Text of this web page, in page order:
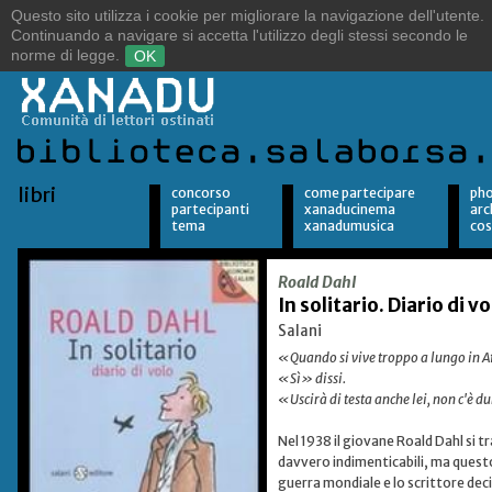
Sulle orme del vento.
Alla ricerca della libertà.
libri
concorso
partecipanti
tema
come partecipare
xanaducinema
xanadumusica
Roald Dahl
In solitario. Diario di
Salani
«Quando si vive troppo a lungo in
«Sì» dissi.
«Uscirà di testa anche lei, non c'è
Nel 1938 il giovane Roald Dahl si
davvero indimenticabili, ma
guerra mondiale e lo scrittore